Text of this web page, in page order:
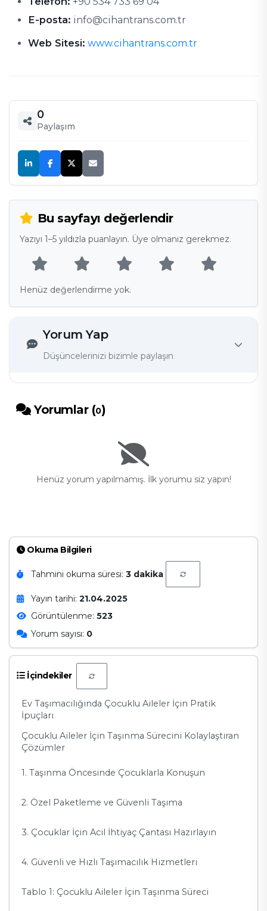
Okuma Bilgileri
Tahmini okuma süresi: 3 dakika
Yayın tarihi: 21.04.2025
Görüntülenme: 523
Yorum sayısı: 0
İçindekiler
Ev Taşımacılığında Çocuklu Aileler İçin Pratik
İpuçları
Çocuklu Aileler İçin Taşınma Sürecini Kolaylaştıran
Çözümler
1. Taşınma Öncesinde Çocuklarla Konuşun
2. Özel Paketleme ve Güvenli Taşıma
3. Çocuklar İçin Acil İhtiyaç Çantası Hazırlayın
4. Güvenli ve Hızlı Taşımacılık Hizmetleri
Tablo 1: Çocuklu Aileler İçin Taşınma Süreci
E-posta: info@cihantrans.com.tr
Web Sitesi: www.cihantrans.com.tr
0
Paylaşım
Bu sayfayı değerlendir
Yazıyı 1–5 yıldızla puanlayın. Üye olmanız gerekmez.
Henüz değerlendirme yok.
Yorum Yap
Düşüncelerinizi bizimle paylaşın
Yorumlar (0)
Henüz yorum yapılmamış. İlk yorumu siz yapın!